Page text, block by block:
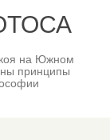
на Южном
принципы